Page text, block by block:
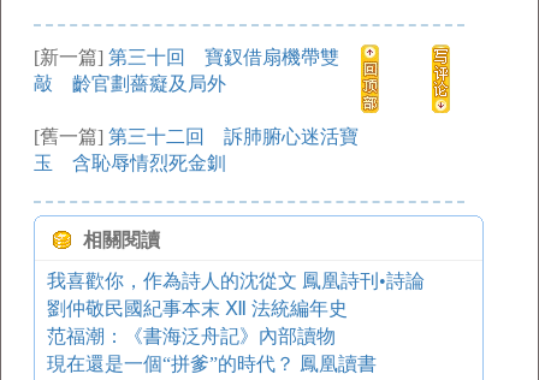
[新一篇] 第三十回 寶釵借扇機帶雙
敲 齡官劃薔癡及局外
[舊一篇] 第三十二回 訴肺腑心迷活寶
玉 含恥辱情烈死金釧
相關閱讀
我喜歡你，作為詩人的沈從文 鳳凰詩刊•詩論
劉仲敬民國紀事本末 Ⅻ 法統編年史
范福潮：《書海泛舟記》內部讀物
現在還是一個“拼爹”的時代？ 鳳凰讀書